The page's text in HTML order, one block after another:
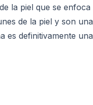
la piel que se
de la piel y son
es definitivamente